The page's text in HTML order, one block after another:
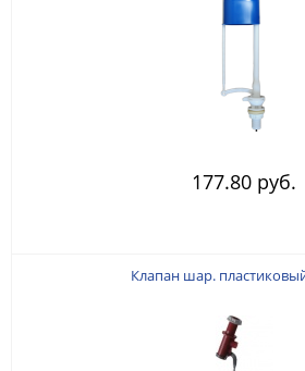
177.80 руб.
Клапан шар.